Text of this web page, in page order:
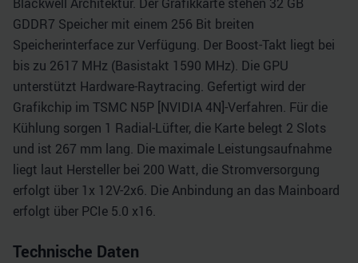
GDDR7 Speicher mit einem 256 Bit breiten
Speicherinterface zur Verfügung. Der Boost-Takt liegt bei
bis zu 2617 MHz (Basistakt 1590 MHz). Die GPU
unterstützt Hardware-Raytracing. Gefertigt wird der
Grafikchip im TSMC N5P [NVIDIA 4N]-Verfahren. Für die
Kühlung sorgen 1 Radial-Lüfter, die Karte belegt 2 Slots
und ist 267 mm lang. Die maximale Leistungsaufnahme
liegt laut Hersteller bei 200 Watt, die Stromversorgung
erfolgt über 1x 12V-2x6. Die Anbindung an das Mainboard
erfolgt über PCIe 5.0 x16.
Technische Daten